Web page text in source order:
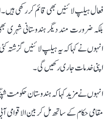
فعال ہیلپ لائنیں بھی قائم کر رکھی
بلکہ ضرورت مند دیگر ہندوستانی
انہوں نے کہا کہ یہ ہیلپ لائنیں گزشتہ
اپنی خدمات جاری رکھیں گی۔
انہوں نے مزید کہا کہ ہندوستان حکومت
مقامی حکام کے ساتھ مل کر بین الاقوامی